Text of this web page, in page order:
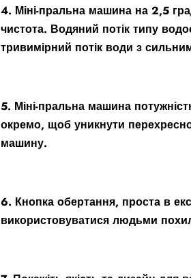
4. Міні-пральна машина на 2,5
чистота. Водяний потік типу
тривимірний потік води з
5. Міні-пральна машина
окремо, щоб уникнути
машину.
6. Кнопка обертання, проста в
використовуватися людьми